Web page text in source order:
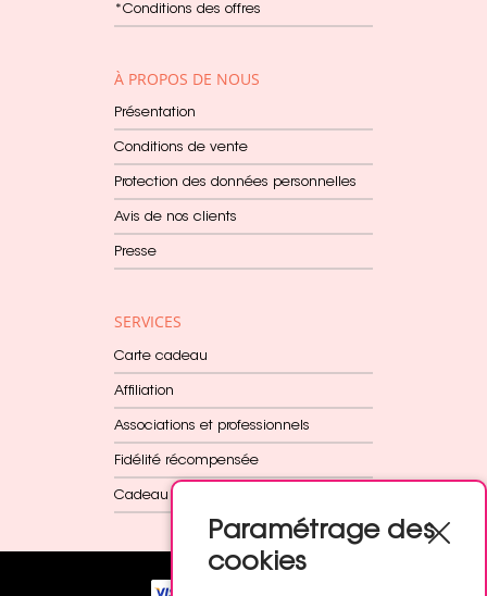
*Conditions des offres
À PROPOS DE NOUS
Présentation
Conditions de vente
Protection des données personnelles
Avis de nos clients
Presse
SERVICES
Carte cadeau
Affiliation
Associations et professionnels
Fidélité récompensée
Cadeau dès 60€
Paramétrage des
cookies